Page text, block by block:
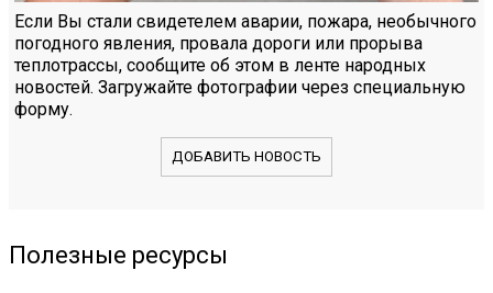
Если Вы стали свидетелем аварии, пожара, необычного
погодного явления, провала дороги или прорыва
теплотрассы, сообщите об этом в ленте народных
новостей. Загружайте фотографии через специальную
форму.
ДОБАВИТЬ НОВОСТЬ
Полезные ресурсы